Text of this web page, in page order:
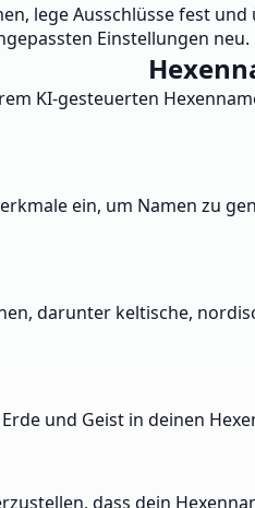
lege Ausschlüsse fest
Einstellungen neu.
KI-gesteuerten
ein, um Namen zu
darunter keltische,
und Geist in deinen
dass dein